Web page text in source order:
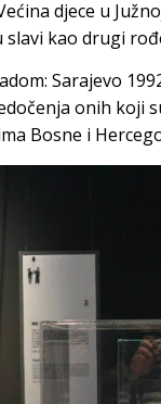
djece u
kao drugi
Sarajevo
onih koji
Bosne i